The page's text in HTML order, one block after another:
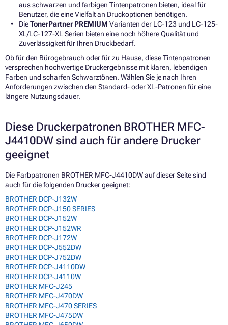
aus schwarzen und farbigen Tintenpatronen bieten, ideal für
Benutzer, die eine Vielfalt an Druckoptionen benötigen.
DieTonerPartner PREMIUM Varianten der LC-123 und LC-125-
XL/LC-127-XL Serien bieten eine noch höhere Qualität und
Zuverlässigkeit für Ihren Druckbedarf.
Ob für den Bürogebrauch oder für zu Hause, diese Tintenpatronen
versprechen hochwertige Druckergebnisse mit klaren, lebendigen
Farben und scharfen Schwarztönen. Wählen Sie je nach Ihren
Anforderungen zwischen den Standard- oder XL-Patronen für eine
längere Nutzungsdauer.
Diese Druckerpatronen BROTHER MFC-
J4410DW sind auch für andere Drucker
geeignet
Die Farbpatronen BROTHER MFC-J4410DW auf dieser Seite sind
auch für die folgenden Drucker geeignet:
BROTHER DCP-J132W
BROTHER DCP-J150 SERIES
BROTHER DCP-J152W
BROTHER DCP-J152WR
BROTHER DCP-J172W
BROTHER DCP-J552DW
BROTHER DCP-J752DW
BROTHER DCP-J4110DW
BROTHER DCP-J4110W
BROTHER MFC-J245
BROTHER MFC-J470DW
BROTHER MFC-J470 SERIES
BROTHER MFC-J475DW